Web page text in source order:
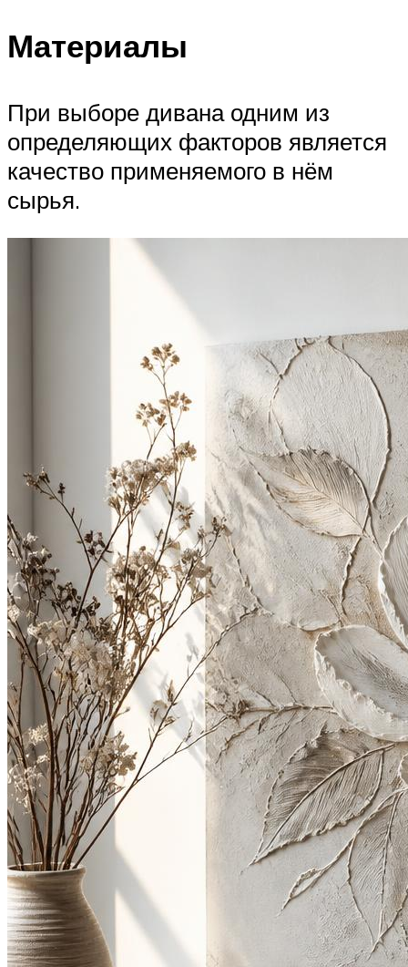
Материалы
При выборе дивана одним из
определяющих факторов является
качество применяемого в нём
сырья.